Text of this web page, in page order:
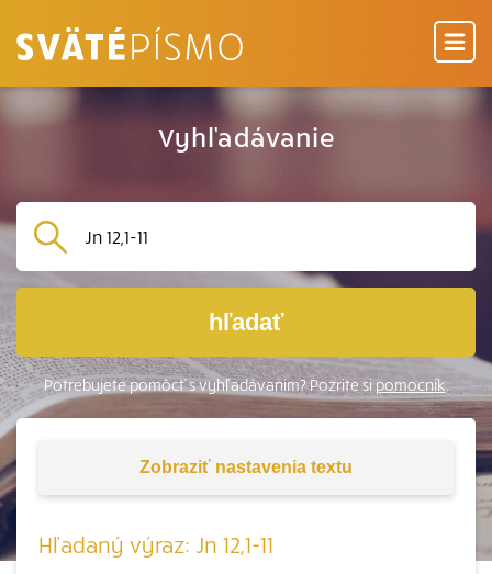
Vyhľadávanie
hľadať
Potrebujete pomôcť s vyhľadávaním? Pozrite sipomocník.
Zobraziť nastavenia textu
Hľadaný výraz: Jn 12,1-11